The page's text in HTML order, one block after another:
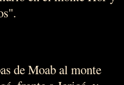
de Moab al monte